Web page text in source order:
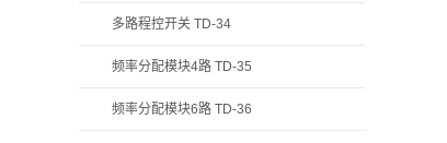
多路程控开关 TD-34
频率分配模块4路 TD-35
频率分配模块6路 TD-36